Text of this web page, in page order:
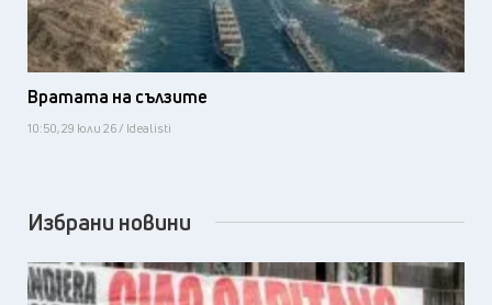
Вратата на сълзите
10:50, 29 юли 26 / Idealisti
Избрани новини